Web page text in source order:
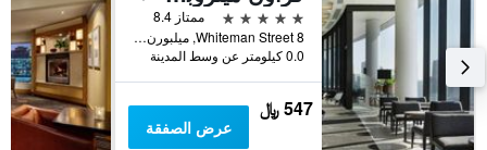
5 نجوم
ممتاز 8.4
8 Whiteman Street, ميلبورن, VIC, أستراليا
0.0 كيلومتر عن وسط المدينة
547 ﷼
عرض الصفقة